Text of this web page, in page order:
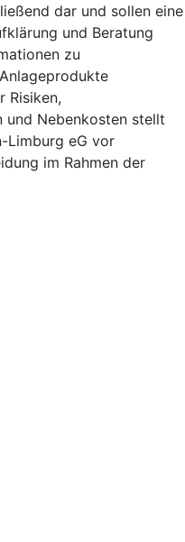
dar und sollen eine
und Beratung
zu
Risiken,
und Nebenkosten stellt
Limburg eG vor
im Rahmen der